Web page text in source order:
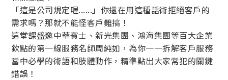
「這是公司規定喔......」你還在用這種話術拒絕客戶的
需求嗎？那就不能怪客戶難搞！
這堂課盛邀中華賓士、新光集團、鴻海集團等百大企業
欽點的第一線服務名師周純如，為你一一拆解客戶服務
當中必學的術語和肢體動作，精準點出大家常犯的關鍵
錯誤！